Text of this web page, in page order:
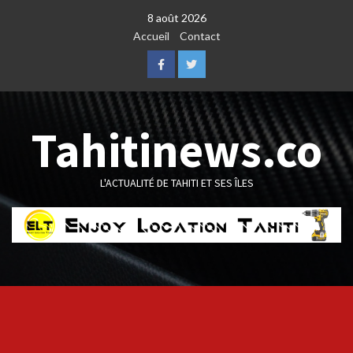
8 août 2026
Accueil
Contact
FacebookTwitter
Tahitinews.co
L'ACTUALITÉ DE TAHITI ET SES ÎLES